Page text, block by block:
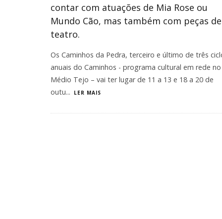
contar com atuações de Mia Rose ou
Mundo Cão, mas também com peças de
teatro.
Os Caminhos da Pedra, terceiro e último de três
anuais do Caminhos - programa cultural em rede no
Médio Tejo – vai ter lugar de 11 a 13 e 18 a 20 de
outu... LER MAIS